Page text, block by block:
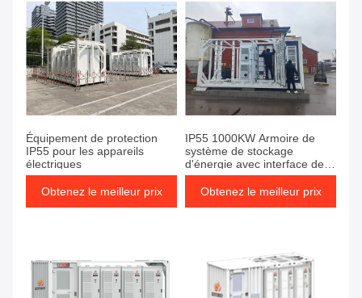
Équipement de protection
IP55 pour les appareils
électriques
Obtenez le meilleur prix
IP55 1000KW Armoire de
système de stockage
d'énergie avec interface de
communication RS485
Obtenez le meilleur prix